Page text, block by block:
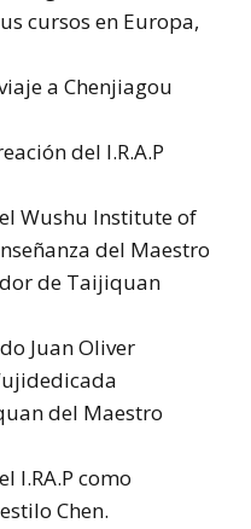
cursos en Europa,
a Chenjiagou
del I.R.A.P
Wushu Institute of
del Maestro
de Taijiquan
Juan Oliver
del Maestro
I.RA.P como
Chen.